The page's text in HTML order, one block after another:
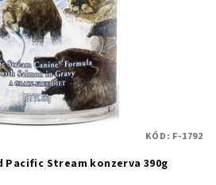
Stream konzerva 390g
KÓD: F-1792